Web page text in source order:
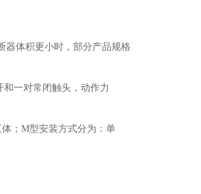
器体积更小时，部分产品规格
和一对常闭触头，动作力
； M型安装方式分为：单